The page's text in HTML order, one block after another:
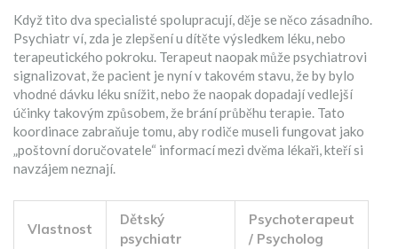
Když tito dva specialisté spolupracují, děje se něco zásadního.
Psychiatr ví, zda je zlepšení u dítěte výsledkem léku, nebo
terapeutického pokroku. Terapeut naopak může psychiatrovi
signalizovat, že pacient je nyní v takovém stavu, že by bylo
vhodné dávku léku snížit, nebo že naopak dopadají vedlejší
účinky takovým způsobem, že brání průběhu terapie. Tato
koordinace zabraňuje tomu, aby rodiče museli fungovat jako
„poštovní doručovatele“ informací mezi dvěma lékaři, kteří si
navzájem neznají.
Vlastnost
Dětský
psychiatr
Psychoterapeut
/ Psycholog